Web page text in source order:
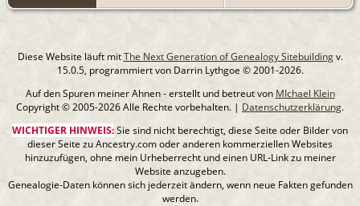
Diese Website läuft mitThe Next Generation of Genealogy Sitebuildingv.
15.0.5, programmiert von Darrin Lythgoe © 2001-2026.
Auf den Spuren meiner Ahnen - erstellt und betreut von MIchael Klein
Copyright © 2005-2026 Alle Rechte vorbehalten. |Datenschutzerklärung.
WICHTIGER HINWEIS:Sie sind nicht berechtigt, diese Seite oder Bilder von
dieser Seite zu Ancestry.com oder anderen kommerziellen Websites
hinzuzufügen, ohne mein Urheberrecht und einen URL-Link zu meiner
Website anzugeben.
Genealogie-Daten können sich jederzeit ändern, wenn neue Fakten gefunden
werden.